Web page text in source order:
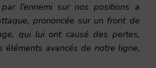
l’ennemi sur nos positions a
prononcée sur un front de
qui lui ont causé des pertes,
éléments avancés de notre ligne,